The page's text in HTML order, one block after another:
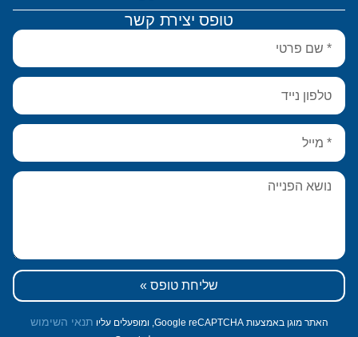
טופס יצירת קשר
שליחת טופס »
האתר מוגן באמצעות Google reCAPTCHA, ומופעלים עליו תנאי השימוש